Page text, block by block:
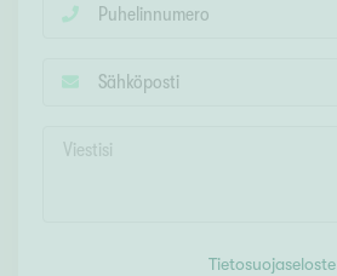
Tietosuojaseloste